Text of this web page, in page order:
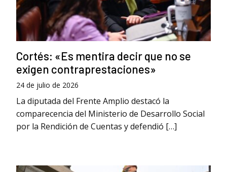
Cortés: «Es mentira decir que no se
exigen contraprestaciones»
24 de julio de 2026
La diputada del Frente Amplio destacó la
comparecencia del Ministerio de Desarrollo Social
por la Rendición de Cuentas y defendió […]